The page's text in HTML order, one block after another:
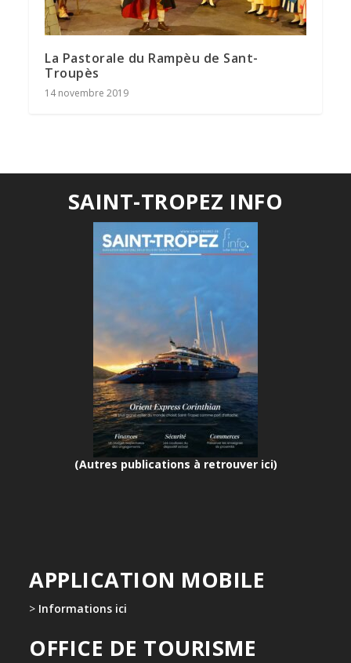
La Pastorale du Rampèu de Sant-
Troupès
14 novembre 2019
SAINT-TROPEZ INFO
(Autres publications à retrouver ici)
APPLICATION MOBILE
> Informations ici
OFFICE DE TOURISME